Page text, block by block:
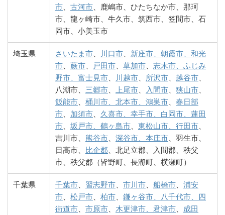
市、 古河市、鹿嶋市、ひたちなか市、那珂
市、龍ヶ崎市、牛久市、筑西市、笠間市、石
岡市、小美玉市
埼玉県 さいたま市、 川口市、 新座市、朝霞市、和光
市、 蕨市、 戸田市、 草加市、 志木市、ふじみ
野市、富士見市、 川越市、 所沢市、 越谷市、
八潮市、 三郷市、 上尾市、 入間市、 狭山市、
飯能市、 桶川市、北本市、鴻巣市、 春日部
市、 加須市、 久喜市、幸手市、白岡市、蓮田
市、 坂戸市、鶴ヶ島市、 東松山市、行田市、
吉川市、 熊谷市、 深谷市、本庄市、羽生市、
日高市、 比企郡、北足立郡、入間郡、秩父
市、秩父郡（皆野町、長瀞町、横瀬町）
千葉県 千葉市、 習志野市、 市川市、 船橋市、 浦安
市、 松戸市、 柏市、 鎌ヶ谷市、八千代市、四
街道市、 市原市、 木更津市、君津市、 成田